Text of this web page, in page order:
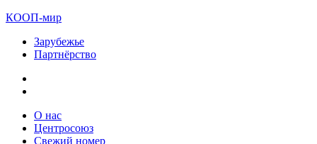
КООП-мир
Зарубежье
Партнёрство
О нас
Центросоюз
Свежий номер